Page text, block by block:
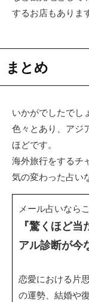
するお店もありま
まとめ
いかがでしたでし
色々とあり、アジ
ほどです。
海外旅行をするチ
気の変わった占い
メール占いなら
『驚くほど
アル診断が今
恋愛における片
の運勢、結婚や